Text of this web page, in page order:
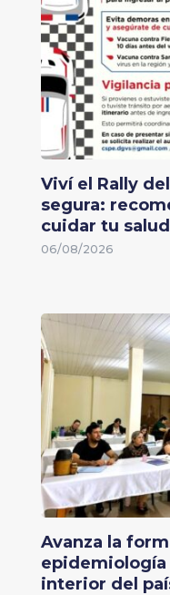
Viví el Rally
segura:
cuidar tu
06/08/2026
Avanza la
epidemiología
interior del